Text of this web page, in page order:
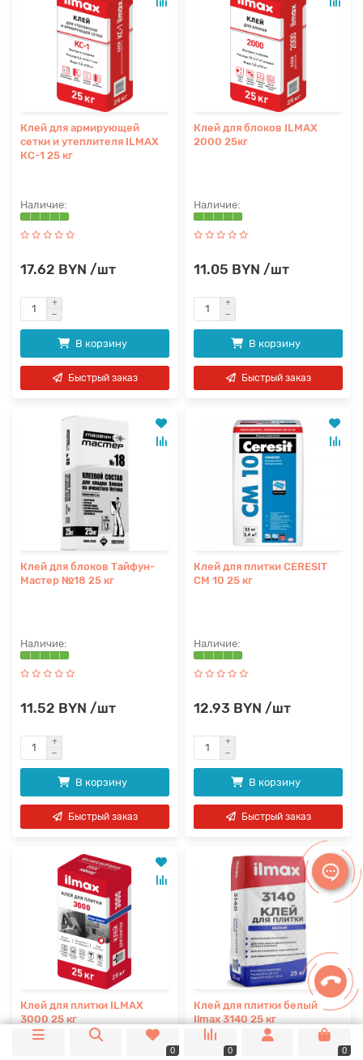
Клей для армирующей
сетки и утеплителя ILMAX
КС-1 25 кг
17.62 BYN /шт
В корзину
Быстрый заказ
Клей для блоков ILMAX
2000 25кг
11.05 BYN /шт
В корзину
Быстрый заказ
Клей для блоков Тайфун-
Мастер №18 25 кг
11.52 BYN /шт
В корзину
Быстрый заказ
Клей для плитки CERESIT
СМ 10 25 кг
12.93 BYN /шт
В корзину
Быстрый заказ
Клей для плитки ILMAX
3000 25 кг
Клей для плитки белый
Ilmax 3140 25 кг
0 0 0